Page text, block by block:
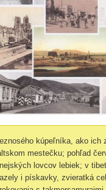
kúpeľní­ka, ako ich
mestečku; pohľad
lovcov lebiek; v
i pískavky, zvieratká